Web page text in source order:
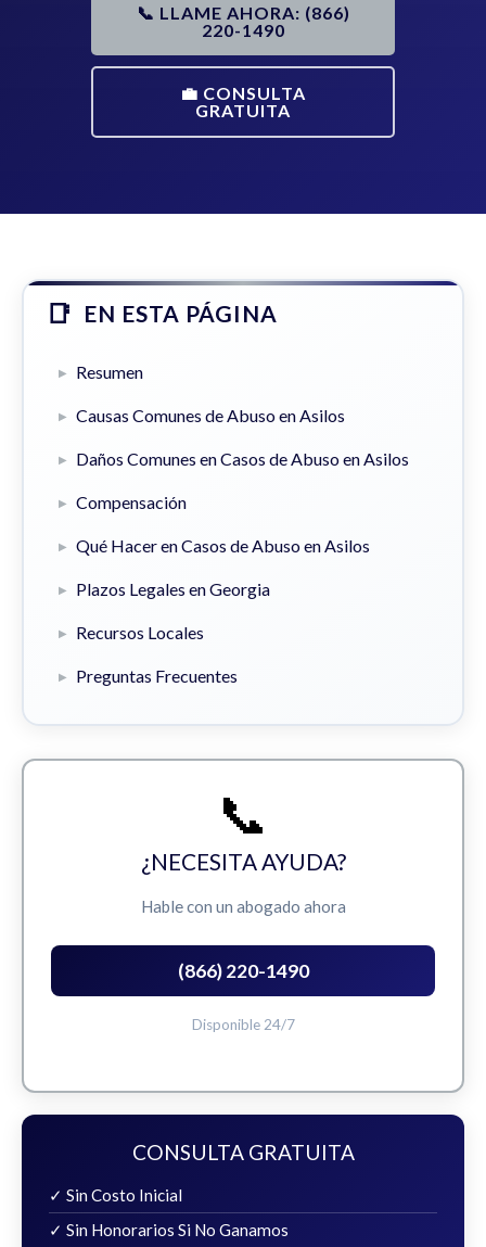
📞 LLAME AHORA: (866)
220-1490
💼 CONSULTA
GRATUITA
EN ESTA PÁGINA
Resumen
Causas Comunes de Abuso en Asilos
Daños Comunes en Casos de Abuso en Asilos
Compensación
Qué Hacer en Casos de Abuso en Asilos
Plazos Legales en Georgia
Recursos Locales
Preguntas Frecuentes
📞
¿NECESITA AYUDA?
Hable con un abogado ahora
(866) 220-1490
Disponible 24/7
CONSULTA GRATUITA
✓ Sin Costo Inicial
✓ Sin Honorarios Si No Ganamos